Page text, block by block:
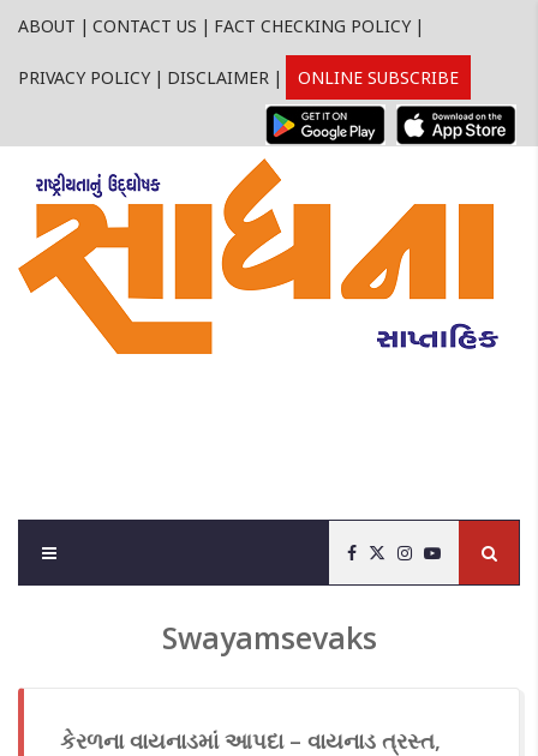
ABOUT | CONTACT US | FACT CHECKING POLICY |
PRIVACY POLICY | DISCLAIMER | ONLINE SUBSCRIBE
Swayamsevaks
કેરળના વાયનાડમાં આપદા – વાયનાડ ત્રસ્ત,